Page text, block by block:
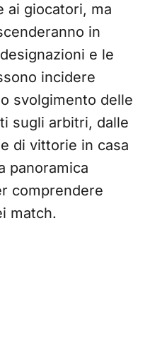
ai giocatori, ma
in
e le
incidere
svolgimento delle
sugli arbitri, dalle
di vittorie in casa
panoramica
comprendere
match.